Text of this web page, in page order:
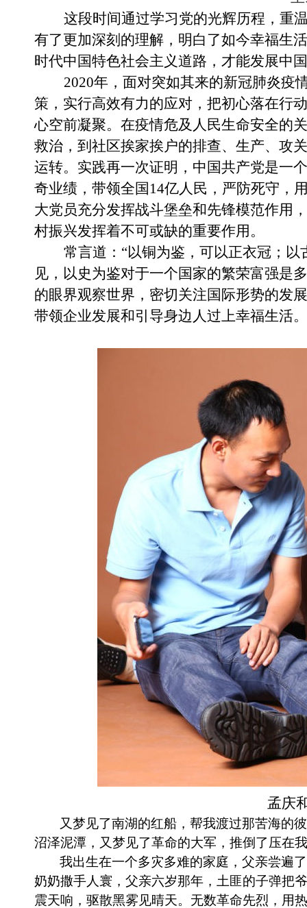
这段时间通过学习党的光辉历程，重
有了更加深刻的理解，明白了如今幸福生
时代中国特色社会主义道路，才能发展中
2020年， 面对突如其来的新冠肺炎疫
策，实行高效有力的应对，把初心落在行
心空前凝聚。在疫情危及人民生命安全的
救治，到社区挨家挨户的排查、生产、攻关
运转。实践再一次证明，中国共产党是一
奇业绩，带领全国 14亿人民，严防死守，
大党员充分发挥战斗堡垒和先锋模范作用
村振兴发挥着不可或缺的重要作用。
常言道： “以铜为鉴，可以正衣冠；
见，以史为鉴对于一个国家的繁荣富强是
的眼界观察世界，密切关注国际形势的发
带领企业发展和引导身边人过上幸福生活。
孟庆
又梦见了南湖的红船，帮我渡过那苦海的
沼泽泥潭，又梦见了革命的大军，推倒了压在
我出生在一个多灾多难的家庭，父亲尝遍
奶奶撒手人寰，父亲六岁那年，土匪的子弹把
震天响，驱散黑雾见晴天。无数革命先烈，用